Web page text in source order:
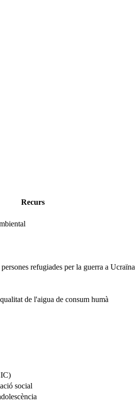
Recurs
refugiades per la guerra a Ucraïna
de l'aigua de consum humà
social